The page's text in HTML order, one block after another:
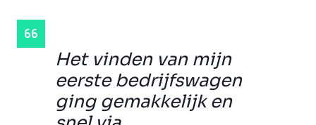
Het vinden van mijn
eerste bedrijfswagen
ging gemakkelijk en